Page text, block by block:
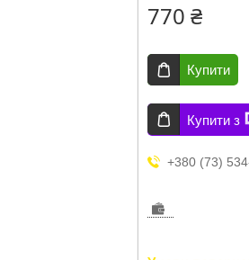
770 ₴
Купити
Купити з
+380 (73)